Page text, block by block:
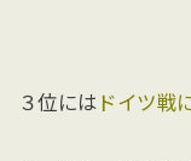
３位には ドイツ戦